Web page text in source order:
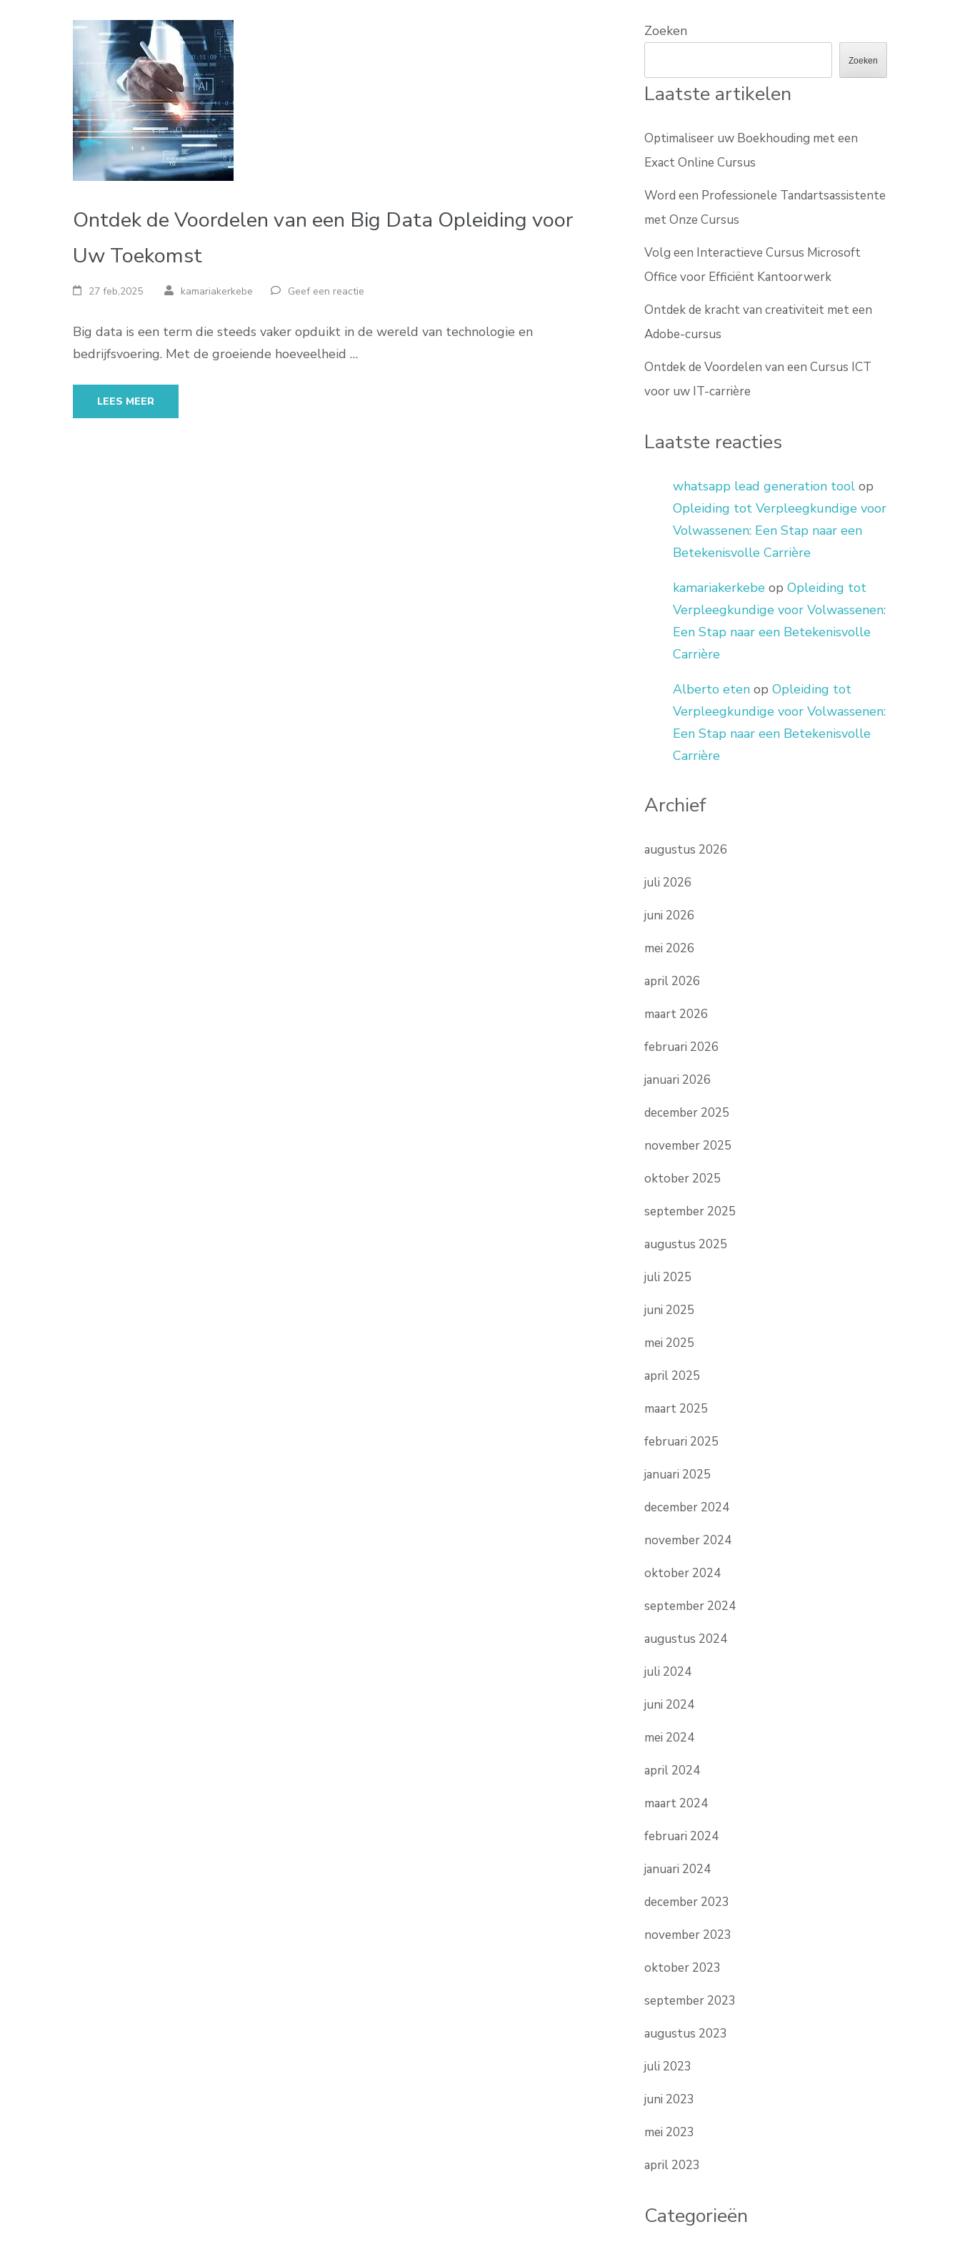
Ontdek de Voordelen van een Big Data Opleiding voor
Uw Toekomst
27 feb,2025 kamariakerkebe Geef een reactie
Big data is een term die steeds vaker opduikt in de wereld van technologie en
bedrijfsvoering. Met de groeiende hoeveelheid …
LEES MEER
Zoeken
Zoeken
Laatste artikelen
Optimaliseer uw Boekhouding met een
Exact Online Cursus
Word een Professionele Tandartsassistente
met Onze Cursus
Volg een Interactieve Cursus Microsoft
Office voor Efficiënt Kantoorwerk
Ontdek de kracht van creativiteit met een
Adobe-cursus
Ontdek de Voordelen van een Cursus ICT
voor uw IT-carrière
Laatste reacties
whatsapp lead generation tool op
Opleiding tot Verpleegkundige voor
Volwassenen: Een Stap naar een
Betekenisvolle Carrière
kamariakerkebe opOpleiding tot
Verpleegkundige voor Volwassenen:
Een Stap naar een Betekenisvolle
Carrière
Alberto eten opOpleiding tot
Verpleegkundige voor Volwassenen:
Een Stap naar een Betekenisvolle
Carrière
Archief
augustus 2026
juli 2026
juni 2026
mei 2026
april 2026
maart 2026
februari 2026
januari 2026
december 2025
november 2025
oktober 2025
september 2025
augustus 2025
juli 2025
juni 2025
mei 2025
april 2025
maart 2025
februari 2025
januari 2025
december 2024
november 2024
oktober 2024
september 2024
augustus 2024
juli 2024
juni 2024
mei 2024
april 2024
maart 2024
februari 2024
januari 2024
december 2023
november 2023
oktober 2023
september 2023
augustus 2023
juli 2023
juni 2023
mei 2023
april 2023
Categorieën